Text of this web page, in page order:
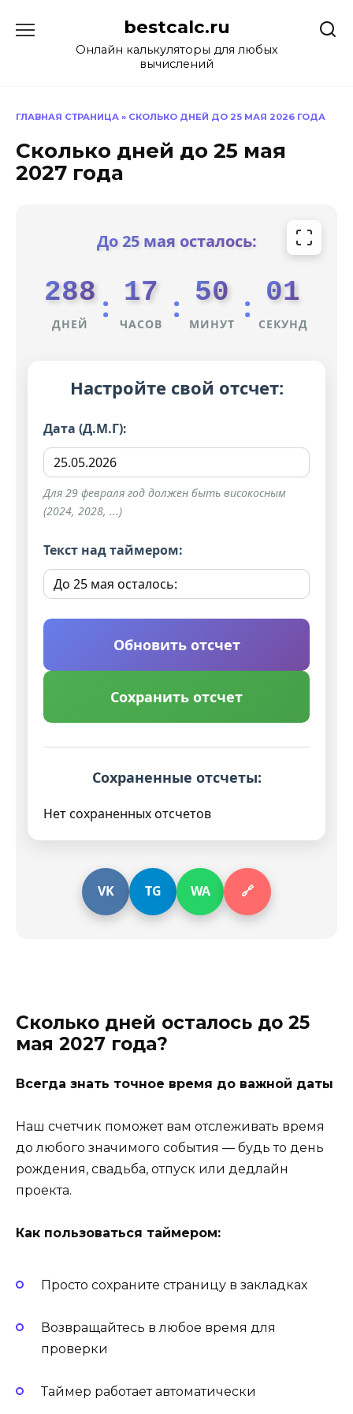
содержанию
bestcalc.ru
Онлайн калькуляторы для любых
вычислений
ГЛАВНАЯ СТРАНИЦА » СКОЛЬКО ДНЕЙ ДО 25 МАЯ 2026 ГОДА
Сколько дней до 25 мая
2027 года
До 25 мая осталось:
288
ДНЕЙ : 17
ЧАСОВ : 50
МИНУТ : 01
СЕКУНД
Настройте свой отсчет:
Дата (Д.М.Г):
Для 29 февраля год должен быть високосным
(2024, 2028, ...)
Текст над таймером:
Обновить отсчет
Сохранить отсчет
Сохраненные отсчеты:
Нет сохраненных отсчетов
VK TG WA 🔗
Сколько дней осталось до 25
мая 2027 года?
Всегда знать точное время до важной даты
Наш счетчик поможет вам отслеживать время
до любого значимого события — будь то день
рождения, свадьба, отпуск или дедлайн
проекта.
Как пользоваться таймером:
Просто сохраните страницу в закладках
Возвращайтесь в любое время для
проверки
Таймер работает автоматически